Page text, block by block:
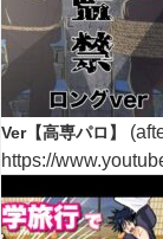
Ver【高専パロ】
https://